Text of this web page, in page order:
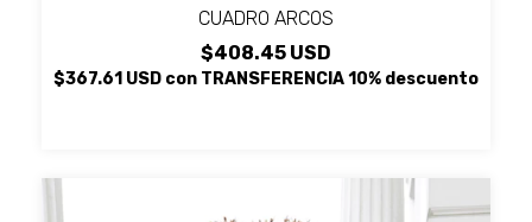
CUADRO ARCOS
$408.45 USD
$367.61 USD con TRANSFERENCIA 10% descuento